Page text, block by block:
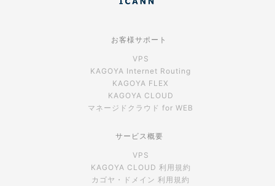
お客様サポート
VPS
KAGOYA Internet Routing
KAGOYA FLEX
KAGOYA CLOUD
マネージドクラウド for WEB
サービス概要
VPS
KAGOYA CLOUD 利用規約
カゴヤ・ドメイン 利用規約